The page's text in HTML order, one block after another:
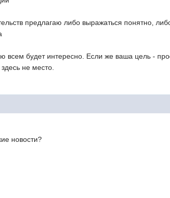
предлагаю либо выражаться понятно,
всем будет интересно. Если же ваша цель -
не место.
новости?